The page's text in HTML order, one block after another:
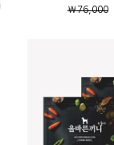
₩76,000